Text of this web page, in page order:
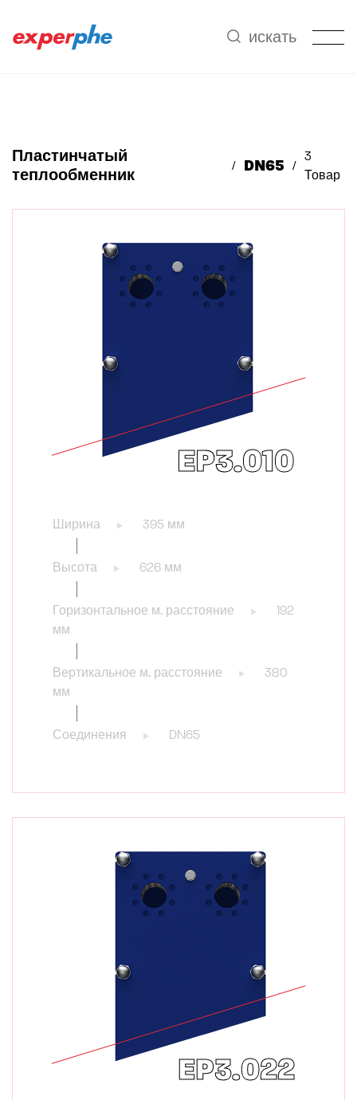
искать
Пластинчатый
теплообменник
DN65
3
Товар
EP3.010
Ширина 395 мм
Высота 626 мм
Горизонтальное м. расстояние
192
мм
Вертикальное м. расстояние
380
мм
Соединения DN65
EP3.022